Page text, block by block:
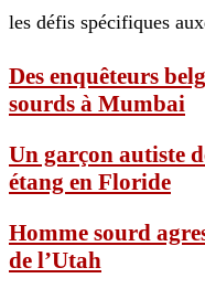
les défis spécifiques
Des enquêteurs
sourds à Mumbai
Un garçon autiste
étang en Floride
Homme sourd
de l’Utah